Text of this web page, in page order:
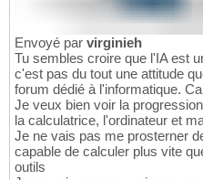
Envoyé par virginieh
Tu sembles croire que l'IA est
c'est pas du tout une attitude
forum dédié à l'informatique.
Je veux bien voir la
la calculatrice, l'ordinateur et
Je ne vais pas me prosterner
capable de calculer plus vite
outils